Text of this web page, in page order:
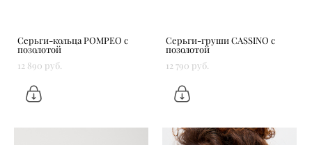
Серьги-кольца POMPEO с
позолотой
12 890 pуб.
Серьги-груши CASSINO с
позолотой
12 790 pуб.